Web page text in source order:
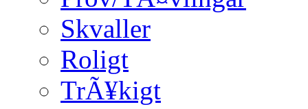
Skvaller
Roligt
TrÃ¥kigt